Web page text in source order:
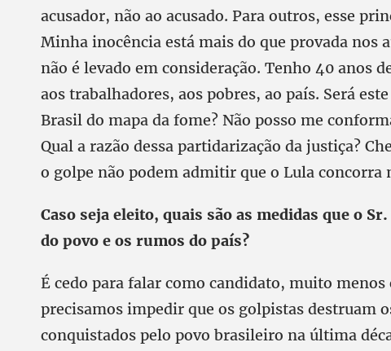
acusador, não ao acusado. Para outros, esse
Minha inocência está mais do que provada nos
não é levado em consideração. Tenho 40 anos
aos trabalhadores, aos pobres, ao país. Será
Brasil do mapa da fome? Não posso me
Qual a razão dessa partidarização da justiça?
o golpe não podem admitir que o Lula concorra
Caso seja eleito, quais são as medidas que o
do povo e os rumos do país?
É cedo para falar como candidato, muito
precisamos impedir que os golpistas destruam
conquistados pelo povo brasileiro na última